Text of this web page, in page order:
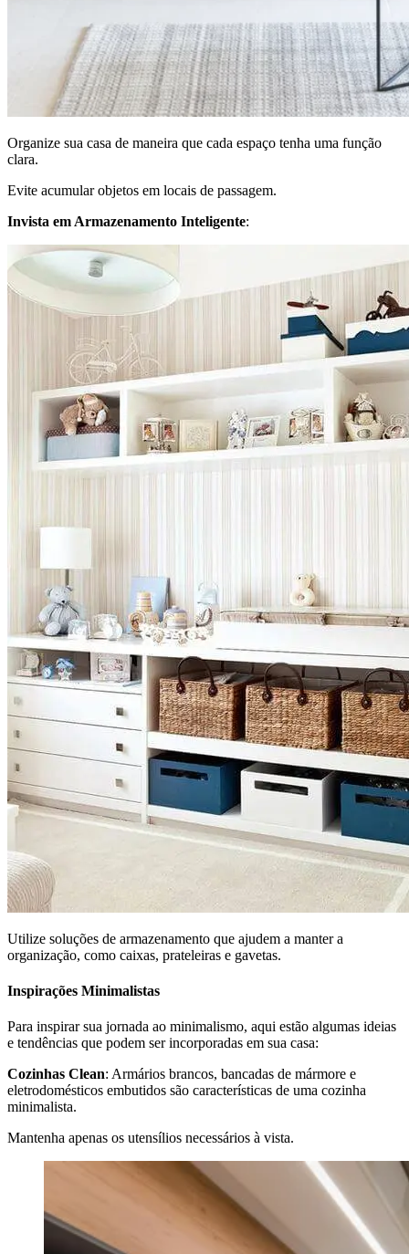
Organize sua casa de maneira que cada espaço tenha uma função
clara.
Evite acumular objetos em locais de passagem.
Invista em Armazenamento Inteligente:
Utilize soluções de armazenamento que ajudem a manter a
organização, como caixas, prateleiras e gavetas.
Inspirações Minimalistas
Para inspirar sua jornada ao minimalismo, aqui estão algumas ideias
e tendências que podem ser incorporadas em sua casa:
Cozinhas Clean: Armários brancos, bancadas de mármore e
eletrodomésticos embutidos são características de uma cozinha
minimalista.
Mantenha apenas os utensílios necessários à vista.